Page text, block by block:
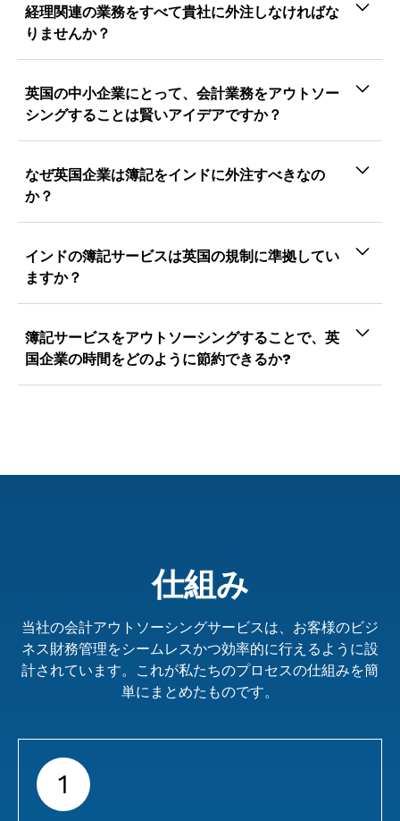
放してビジネスの構築に集中できるようになりま
す。
データは当社で完全に保護されています。Team
VJM Globalは最新のセキュリティルールと認証
きます。当社の厳格なセキュリティプロトコル
は、チームの全員が守っています。また、本物の
ソフトウェアを使用しており、
経理関連の業務をすべて貴社に外注しなければな
りませんか？
すべての経理関連業務を、ご自分の裁量で外部委
託することができます。当社は、当社に委託され
英国の中小企業にとって、会計業務をアウトソー
シングすることは賢いアイデアですか？
アウトソーシングすることで、かなりのお金を節
約できます。アウトソーシング・アカウント・フ
件をすべて満たすには、英国のVJM Globalをお
選びいただけます。
なぜ英国企業は簿記をインドに外注すべきなの
か？
国企業は運用コストを削減し、財務の正確性を高
め、英国の会計基準とHMRCコンプライアンスを
インドの簿記サービスは英国の規制に準拠してい
ますか？
ドラインを含む英国の会計基準に精通した専門家
が対応し、コンプライアンスと正確な財務報告を
簿記サービスをアウトソーシングすることで、英
国企業の時間をどのように節約できるか?
仕組み
当社の会計アウトソーシングサービスは、お客様のビジ
ネス財務管理をシームレスかつ効率的に行えるように設
計されています。これが私たちのプロセスの仕組みを簡
単にまとめたものです。
1